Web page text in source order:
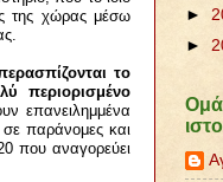
της χώρας μέσω
το
περιορισμένο
επανειλημμένα
σε παράνομες και
που αναγορεύει
►
►